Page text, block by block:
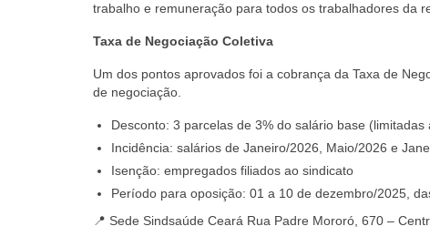
trabalho e remuneração para todos os trabalhadores da
Taxa de Negociação Coletiva
Um dos pontos aprovados foi a cobrança da Taxa de
de negociação.
Desconto: 3 parcelas de 3% do salário base (limitadas
Incidência: salários de Janeiro/2026, Maio/2026 e
Isenção: empregados filiados ao sindicato
Período para oposição: 01 a 10 de dezembro/2025,
📍 Sede Sindsaúde Ceará Rua Padre Mororó, 670 –